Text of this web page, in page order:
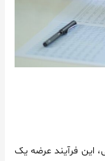
این فرآیند عرضه یک